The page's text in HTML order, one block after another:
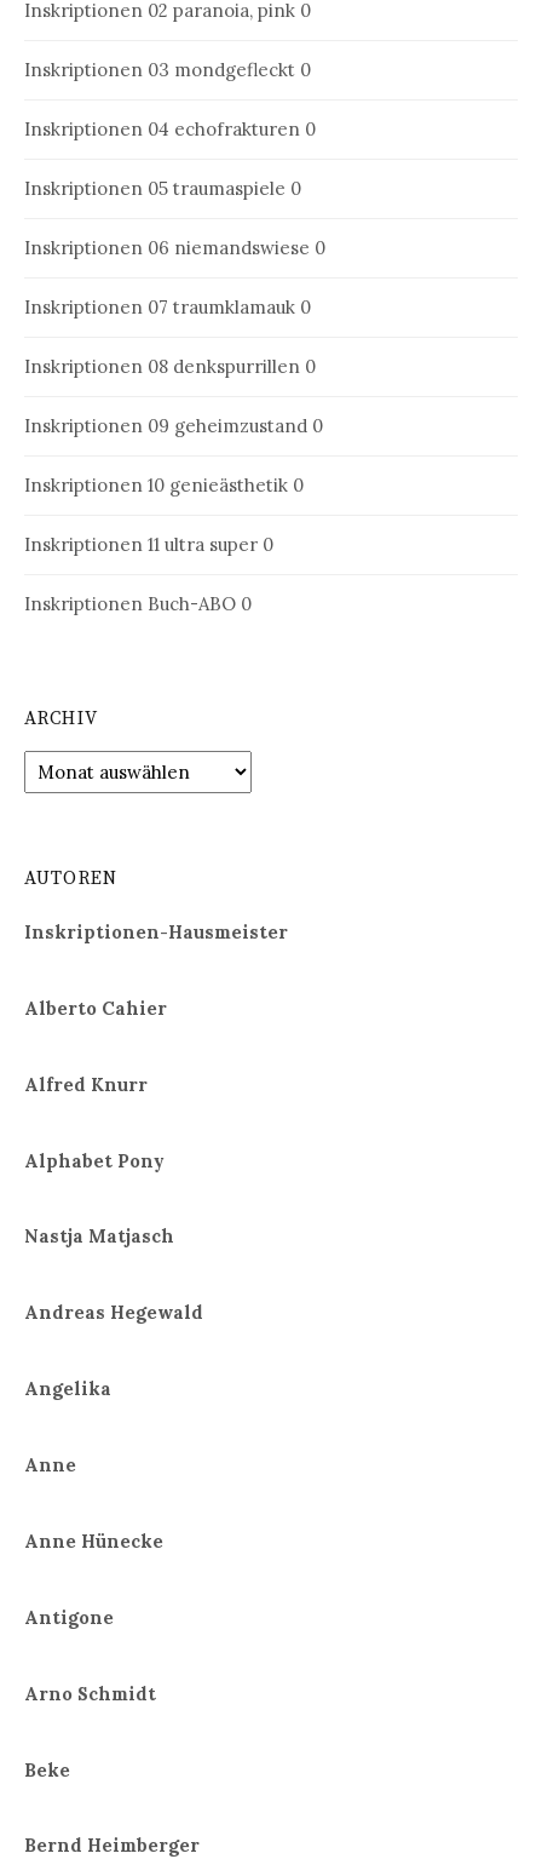
Inskriptionen 02 paranoia, pink 0
Inskriptionen 03 mondgefleckt 0
Inskriptionen 04 echofrakturen 0
Inskriptionen 05 traumaspiele 0
Inskriptionen 06 niemandswiese 0
Inskriptionen 07 traumklamauk 0
Inskriptionen 08 denkspurrillen 0
Inskriptionen 09 geheimzustand 0
Inskriptionen 10 genieästhetik 0
Inskriptionen 11 ultra super 0
Inskriptionen Buch-ABO 0
ARCHIV
Archiv
AUTOREN
Inskriptionen-Hausmeister
Alberto Cahier
Alfred Knurr
Alphabet Pony
Nastja Matjasch
Andreas Hegewald
Angelika
Anne
Anne Hünecke
Antigone
Arno Schmidt
Beke
Bernd Heimberger